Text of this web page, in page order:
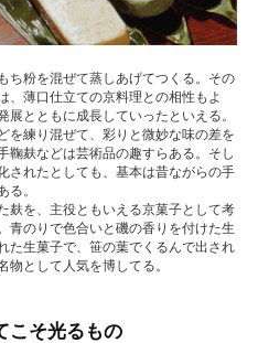
ち粉を混ぜて蒸しあげてつくる。その
、薄口仕立ての京料理との相性もよ
展とともに成長していったといえる。
を練り混ぜて、彩りと微妙な味の差を
鞠麸などは芸術品の趣すらある。そし
されたとしても、基本は昔ながらの手
る。
を、主役ともいえる京菓子として考
青のりで色合いと磯の香りを付けた生
た生菓子で、笹の葉でくるんで出され
物として人気を博してる。
こそ光るもの